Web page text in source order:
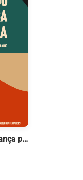
Desvendando a segurança psicológica